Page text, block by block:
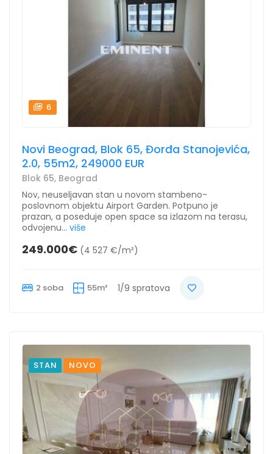
6
Novi Beograd, Blok 65, Đorđa Stanojevića,
2.0, 55m2, 249000 EUR
Blok 65, Beograd
Nov, neuseljavan stan u novom stambeno-
poslovnom objektu Airport Garden. Potpuno je
prazan, a poseduje open space sa izlazom na terasu,
odvojenu... više
249.000€ (4 527 €/m²)
2 soba 55m² 1/9 spratova
STAN NOVO